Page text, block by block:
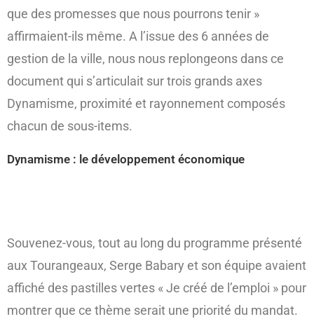
que des promesses que nous pourrons tenir »
affirmaient-ils même. A l’issue des 6 années de
gestion de la ville, nous nous replongeons dans ce
document qui s’articulait sur trois grands axes
Dynamisme, proximité et rayonnement composés
chacun de sous-items.
Dynamisme : le développement économique
Souvenez-vous, tout au long du programme présenté
aux Tourangeaux, Serge Babary et son équipe avaient
affiché des pastilles vertes « Je créé de l’emploi » pour
montrer que ce thème serait une priorité du mandat.